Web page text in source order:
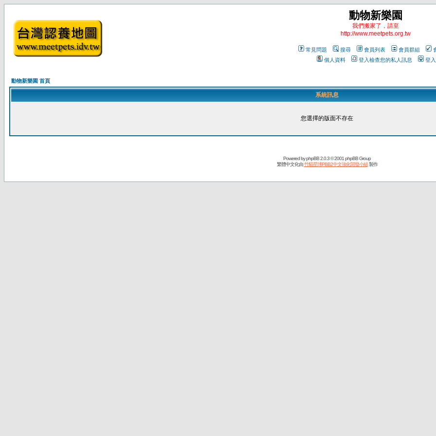
動物新樂園
我們搬家了，請至
http://www.meetpets.org.tw
常見問題 搜尋 會員列表 會員群組
個人資料
登入檢查您的私人訊息 登入
動物新樂園 首頁
系統訊息
您選擇的版面不存在
Powered byphpBB2.0.3 © 2001 phpBB Group
繁體中文化由竹貓星球PBB2中文強化開發小組製作